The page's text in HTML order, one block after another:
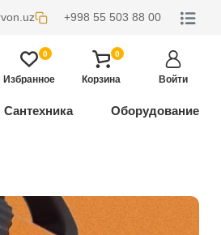
+998 55 503 88 00
0
Избранное
0
Корзина Войти
Сантехника Оборудование